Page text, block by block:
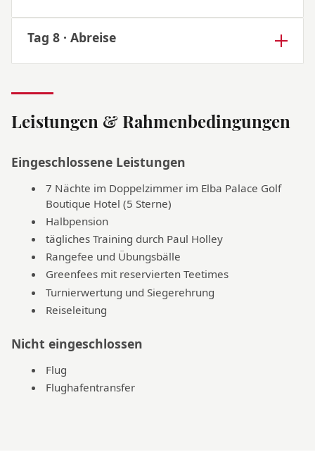
Tag 8 · Abreise
Leistungen & Rahmenbedingungen
Eingeschlossene Leistungen
7 Nächte im Doppelzimmer im Elba Palace Golf
Boutique Hotel (5 Sterne)
Halbpension
tägliches Training durch Paul Holley
Rangefee und Übungsbälle
Greenfees mit reservierten Teetimes
Turnierwertung und Siegerehrung
Reiseleitung
Nicht eingeschlossen
Flug
Flughafentransfer